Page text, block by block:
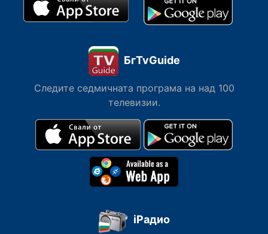
БгTvGuide
Следите седмичната програма на над 100
телевизии.
iРадио